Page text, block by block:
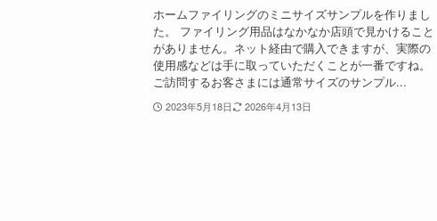
ホームファイリングのミニサイズサンプルを作りまし
た。 ファイリング用品はなかなか店頭で見かけること
がありません。ネット経由で購入できますが、実際の
使用感などは手に取っていただくことが一番ですね。
ご訪問するお客さまには通常サイズのサンプル...
2023年5月18日 2026年4月13日